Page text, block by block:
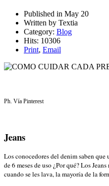
Published in May 20
Written by Textia
Category: Blog
Hits: 10306
Print, Email
Ph. Vía Pinterest
Jeans
Los conocedores del denim saben que
de 6 meses de uso ¿Por qué? Los
cuando se les lava, la mayoría de la